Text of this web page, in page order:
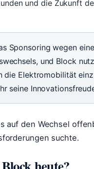
und die Zukunft
Sponsoring wegen
und Block
die Elektromobilität
seine
auf den Wechsel
suchte.